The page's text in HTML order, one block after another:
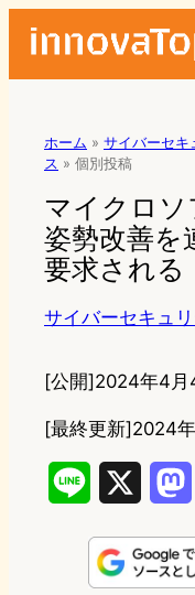
ホーム » サイバーセキ
ス » 個別投稿
マイクロソ
姿勢改善を
要求される
サイバーセキュ
[公開]2024年4
[最終更新]2024
n